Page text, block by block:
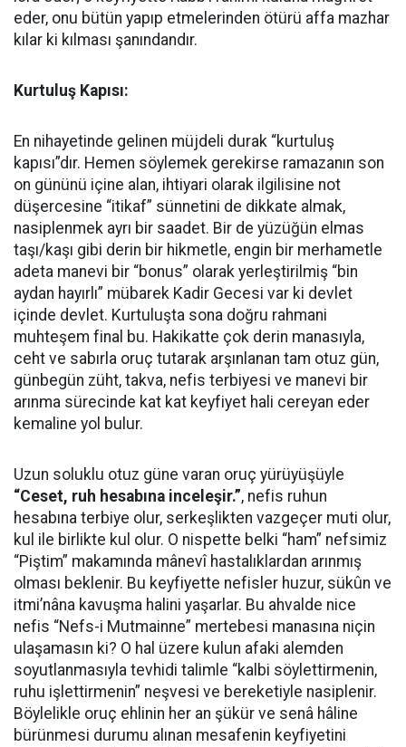
eder, onu bütün yapıp etmelerinden ötürü affa mazhar
kılar ki kılması şanındandır.
Kurtuluş Kapısı:
En nihayetinde gelinen müjdeli durak “kurtuluş
kapısı”dır. Hemen söylemek gerekirse ramazanın son
on gününü içine alan, ihtiyari olarak ilgilisine not
düşercesine “itikaf” sünnetini de dikkate almak,
nasiplenmek ayrı bir saadet. Bir de yüzüğün elmas
taşı/kaşı gibi derin bir hikmetle, engin bir merhametle
adeta manevi bir “bonus” olarak yerleştirilmiş “bin
aydan hayırlı” mübarek Kadir Gecesi var ki devlet
içinde devlet. Kurtuluşta sona doğru rahmani
muhteşem final bu. Hakikatte çok derin manasıyla,
ceht ve sabırla oruç tutarak arşınlanan tam otuz gün,
günbegün züht, takva, nefis terbiyesi ve manevi bir
arınma sürecinde kat kat keyfiyet hali cereyan eder
kemaline yol bulur.
Uzun soluklu otuz güne varan oruç yürüyüşüyle
“Ceset, ruh hesabına inceleşir.”, nefis ruhun
hesabına terbiye olur, serkeşlikten vazgeçer muti olur,
kul ile birlikte kul olur. O nispette belki “ham” nefsimiz
“Piştim” makamında mânevî hastalıklardan arınmış
olması beklenir. Bu keyfiyette nefisler huzur, sükûn ve
itmi’nâna kavuşma halini yaşarlar. Bu ahvalde nice
nefis “Nefs-i Mutmainne” mertebesi manasına niçin
ulaşamasın ki? O hal üzere kulun afaki alemden
soyutlanmasıyla tevhidi talimle “kalbi söylettirmenin,
ruhu işlettirmenin” neşvesi ve bereketiyle nasiplenir.
Böylelikle oruç ehlinin her an şükür ve senâ hâline
bürünmesi durumu alınan mesafenin keyfiyetini